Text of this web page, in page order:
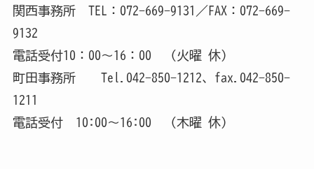
関西事務所 TEL：072-669-9131／FAX：072-669-
9132
電話受付10：00～16：00 （火曜 休）
町田事務所 Tel.042-850-1212、fax.042-850-
1211
電話受付 10:00～16:00 （木曜 休）